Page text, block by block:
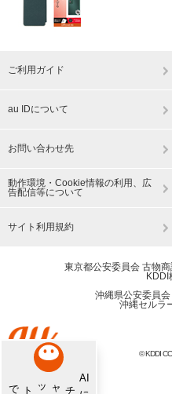
ご利用ガイド
au IDについて
お問い合わせ先
動作環境・Cookie情報の利用、広
告配信等について
サイト利用規約
東京都公安委員会 古物
KDDI
沖縄県公安委員
沖縄セルラ
© KDDI